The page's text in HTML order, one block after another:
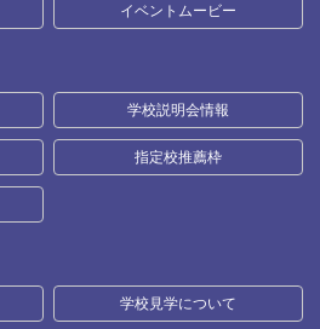
イベントムービー
学校説明会情報
指定校推薦枠
学校見学について